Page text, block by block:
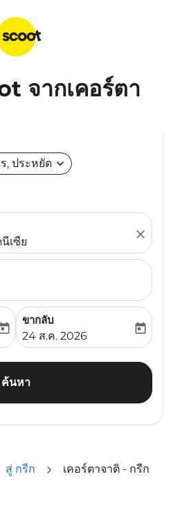
จากเคอร์ตา
, ประหยัด expand_more
เซีย
close
date-aria-label
ขากลับ
fc-booking-return-date-
24 ส.ค. 2026
today
ค้นหา
สู่ กรีก เคอร์ตาจาติ - กรีก